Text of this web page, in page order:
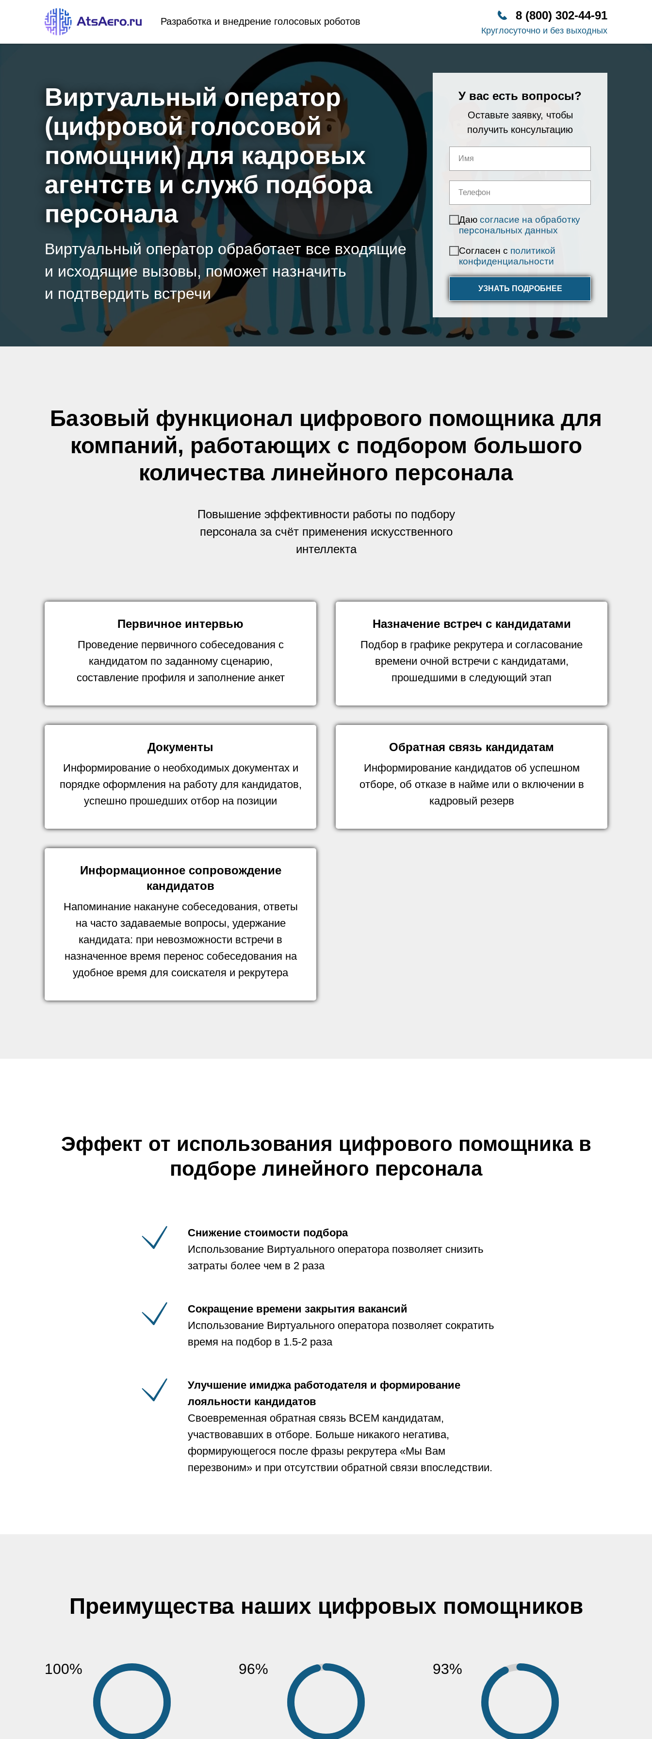
Разработка и внедрение голосовых роботов 8 (800) 302-44-91
Круглосуточно и без выходных
Виртуальный оператор
(цифровой голосовой
помощник) для кадровых
агентств и служб подбора
персонала
Виртуальный оператор обработает все входящие
и исходящие вызовы, поможет назначить
и подтвердить встречи
У вас есть вопросы?
Оставьте заявку, чтобы
получить консультацию
Даю согласие на обработку
персональных данных
Согласен с политикой
конфиденциальности
УЗНАТЬ ПОДРОБНЕЕ
Базовый функционал цифрового помощника для
компаний, работающих с подбором большого
количества линейного персонала
Повышение эффективности работы по подбору
персонала за счёт применения искусственного
интеллекта
Первичное интервью
Проведение первичного собеседования с
кандидатом по заданному сценарию,
составление профиля и заполнение анкет
Назначение встреч с кандидатами
Подбор в графике рекрутера и согласование
времени очной встречи с кандидатами,
прошедшими в следующий этап
Документы
Информирование о необходимых документах и
порядке оформления на работу для кандидатов,
успешно прошедших отбор на позиции
Обратная связь кандидатам
Информирование кандидатов об успешном
отборе, об отказе в найме или о включении в
кадровый резерв
Информационное сопровождение
кандидатов
Напоминание накануне собеседования, ответы
на часто задаваемые вопросы, удержание
кандидата: при невозможности встречи в
назначенное время перенос собеседования на
удобное время для соискателя и рекрутера
Эффект от использования цифрового помощника в
подборе линейного персонала
Снижение стоимости подбора
Использование Виртуального оператора позволяет снизить
затраты более чем в 2 раза
Сокращение времени закрытия вакансий
Использование Виртуального оператора позволяет сократить
время на подбор в 1.5-2 раза
Улучшение имиджа работодателя и формирование
лояльности кандидатов
Своевременная обратная связь ВСЕМ кандидатам,
участвовавших в отборе. Больше никакого негатива,
формирующегося после фразы рекрутера «Мы Вам
перезвоним» и при отсутствии обратной связи впоследствии.
Преимущества наших цифровых помощников
100% 96% 93%